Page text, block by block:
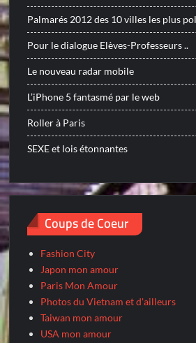
Palmarés 2012 des 10 villes les plus
Pour le dialogue Elèves-Professeurs ..
Le nouveau radar mobile
L’iPhone 5 fantasmé par le web
Roller à Paris
SEXE et lois étonnantes
Coups de Coeur
Fashion City
Japon mon amour
Paris Mon Amour
Photos du Vietnam et d'ailleurs
Taiwan mon amour
USA mon amour